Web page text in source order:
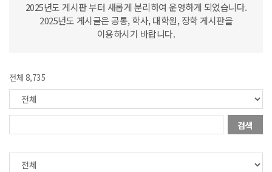
2025년도 게시판 부터 새롭게 분리하여 운영하게 되었습니다.
2025년도 게시글은 공통, 학사, 대학원, 장학 게시판을
이용하시기 바랍니다.
전체 8,735
검색